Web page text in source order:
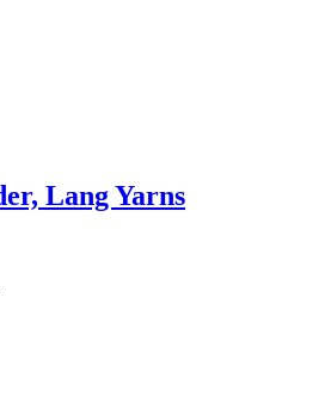
Lang Yarns